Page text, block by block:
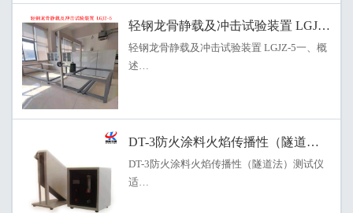
轻钢龙骨静载及冲击试验装置 LGJZ-5
轻钢龙骨静载及冲击试验装置 LGJZ-5一、概
述…
DT-3防火涂料火焰传播性（隧道法）测
DT-3防火涂料火焰传播性（隧道法）测试仪
适…